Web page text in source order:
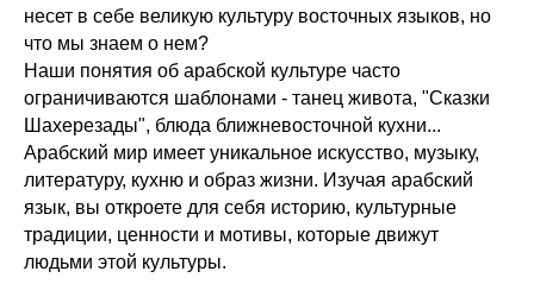
несет в себе великую культуру восточных языков, но
что мы знаем о нем?
Наши понятия об арабской культуре часто
ограничиваются шаблонами - танец живота, "Сказки
Шахерезады", блюда ближневосточной кухни...
Арабский мир имеет уникальное искусство, музыку,
литературу, кухню и образ жизни. Изучая арабский
язык, вы откроете для себя историю, культурные
традиции, ценности и мотивы, которые движут
людьми этой культуры.